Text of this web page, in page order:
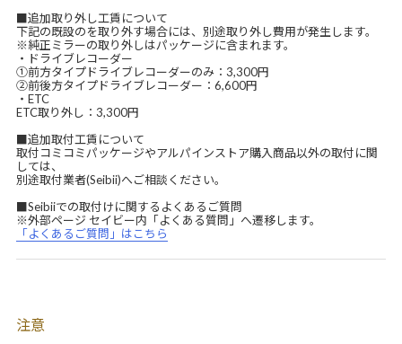
■追加取り外し工賃について
下記の既設のを取り外す場合には、別途取り外し費用が発生します。
※純正ミラーの取り外しはパッケージに含まれます。
・ドライブレコーダー
①前方タイプドライブレコーダーのみ：3,300円
②前後方タイプドライブレコーダー：6,600円
・ETC
ETC取り外し：3,300円
■追加取付工賃について
取付コミコミパッケージやアルパインストア購入商品以外の取付に関
しては、
別途取付業者(Seibii)へご相談ください。
■Seibiiでの取付けに関するよくあるご質問
※外部ページ セイビー内「よくある質問」へ遷移します。
「よくあるご質問」はこちら
注意